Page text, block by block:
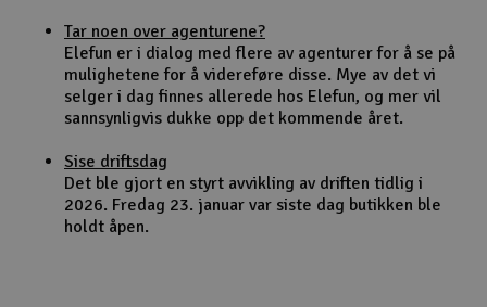
Gavekort
Tar noen over agenturene?
Elefun er i dialog med flere av agenturer for å se på
mulighetene for å videreføre disse. Mye av det vi
selger i dag finnes allerede hos Elefun, og mer vil
sannsynligvis dukke opp det kommende året.
Sise driftsdag
Det ble gjort en styrt avvikling av driften tidlig i
2026. Fredag 23. januar var siste dag butikken ble
holdt åpen.